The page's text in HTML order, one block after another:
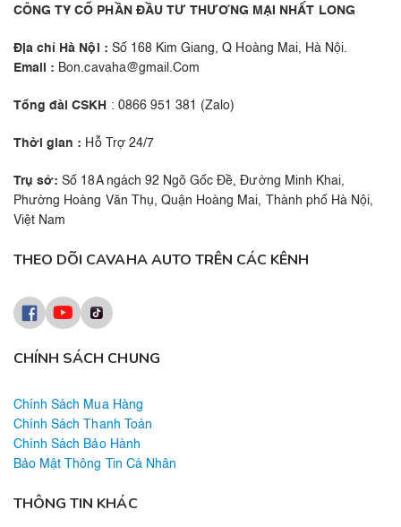
CÔNG TY CỔ PHẦN ĐẦU TƯ THƯƠNG MẠI NHẤT LONG
Địa chỉ Hà Nội : Số 168 Kim Giang, Q Hoàng Mai, Hà Nội.
Email : Bon.cavaha@gmail.Com
Tổng đài CSKH : 0866 951 381 (Zalo)
Thời gian : Hỗ Trợ 24/7
Trụ sở: Số 18A ngách 92 Ngõ Gốc Đề, Đường Minh Khai,
Phường Hoàng Văn Thụ, Quận Hoàng Mai, Thành phố Hà Nội,
Việt Nam
CHÍNH SÁCH CHUNG
Chính Sách Mua Hàng
Chính Sách Thanh Toán
Chính Sách Bảo Hành
Bảo Mật Thông Tin Cá Nhân
THÔNG TIN KHÁC
THEO DÕI CAVAHA AUTO TRÊN CÁC KÊNH